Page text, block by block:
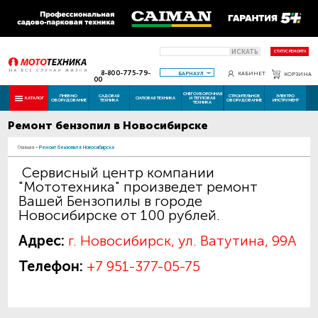
ИСКАТЬ СТАТУС РЕМОНТА
8-800-775-79-
00
БАРНАУЛ КАБИНЕТ КОРЗИНА
КАТАЛОГ ПНЕВМО
ОБОРУДОВАНИЕ
САДОВАЯ
ТЕХНИКА СИЛОВАЯ ТЕХНИКА
СНЕГОУБОРОЧНАЯ
И ТЕПЛОВАЯ
ТЕХНИКА
СТРОИТЕЛЬНОЕ
ОБОРУДОВАНИЕ
ЭЛЕКТРО
ИНСТРУМЕНТ
Ремонт бензопил в Новосибирске
Главная - Ремонт бензопил в Новосибирске
Сервисный центр компании
"Мототехника" произведет ремонт
Вашей Бензопилы в городе
Новосибирске от 100 рублей.
Адрес: г. Новосибирск, ул. Ватутина, 99А
Телефон: +7 951-377-05-75